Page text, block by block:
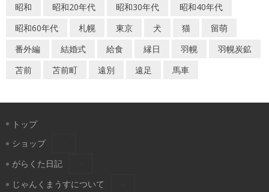
昭和
昭和20年代 昭和30年代
昭和40年代
昭和60年代
札幌 東京 犬 猫
留萌
番外編
結婚式 給食 縁日 羽幌
羽幌炭鉱
苫前
苫前町 遠別 遠足 馬車
トップ
ショップ
がらくた日記
じゃんくまうすについて